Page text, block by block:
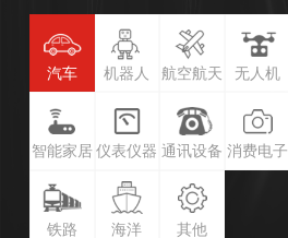
汽车 机器人 航空航天 无人机
智能家居 仪表仪器 通讯设备 消费电子
铁路 海洋 其他